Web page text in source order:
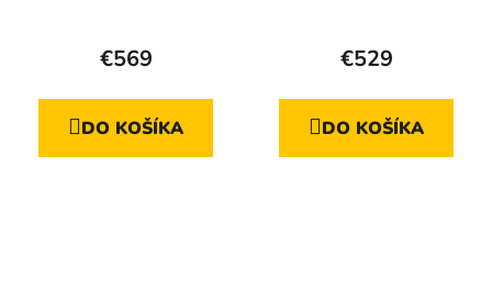
€569
DO KOŠÍKA
€529
DO KOŠÍKA